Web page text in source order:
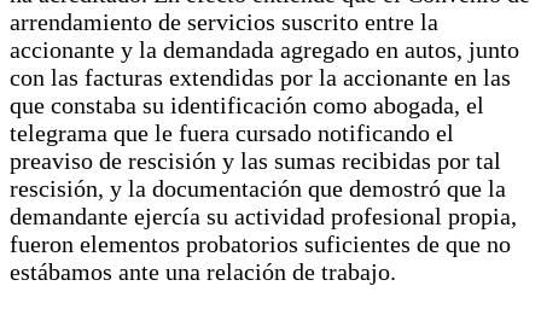
arrendamiento de servicios suscrito entre la
accionante y la demandada agregado en autos, junto
con las facturas extendidas por la accionante en las
que constaba su identificación como abogada, el
telegrama que le fuera cursado notificando el
preaviso de rescisión y las sumas recibidas por tal
rescisión, y la documentación que demostró que la
demandante ejercía su actividad profesional propia,
fueron elementos probatorios suficientes de que no
estábamos ante una relación de trabajo.